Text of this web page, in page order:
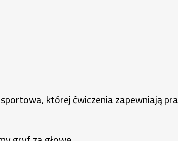
której ćwiczenia zapewniają